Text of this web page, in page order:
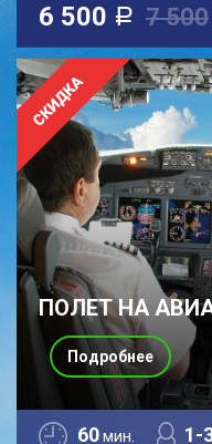
6 500 a 7 500
ПОЛЕТ НА
60мин. 1-
Подробнее